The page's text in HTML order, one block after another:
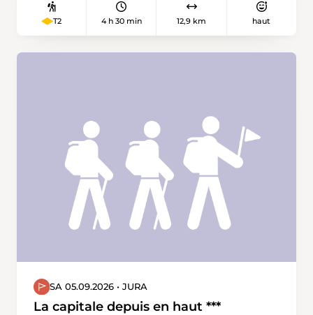
nous remonterons pour atteindre le parking.
T2 4 h 30 min 12,9 km haut
SA 05.09.2026 • JURA
La capitale depuis en haut ***